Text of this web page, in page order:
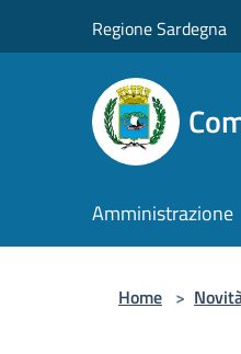
Regione Sardegna
Amministrazione
Home >